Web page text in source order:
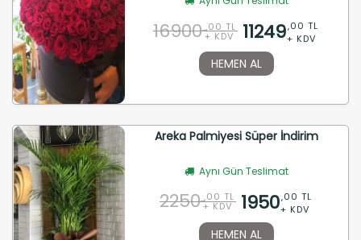
16900 ,00 TL
+ KDV 11249,00 TL
+ KDV
HEMEN AL
Areka Palmiyesi Süper İndirim
Aynı Gün Teslimat
2250 ,00 TL
+ KDV 1950,00 TL
+ KDV
HEMEN AL